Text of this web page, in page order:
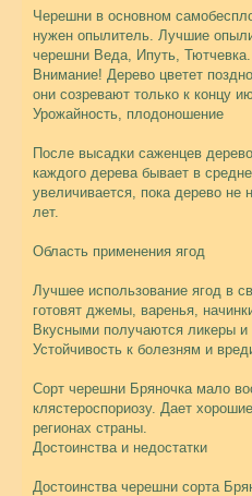
Черешни в основном
нужен опылитель. Лучшие
черешни Веда, Ипуть, Тютчевка.
Внимание! Дерево цветет
они созревают только к концу
Урожайность, плодоношение
После высадки саженцев
каждого дерева бывает в
увеличивается, пока дерево не
лет.
Область применения ягод
Лучшее использование ягод в
готовят джемы, варенья,
Вкусными получаются ликеры и
Устойчивость к болезням и
Сорт черешни Бряночка мало
клястероспориозу. Дает
регионах страны.
Достоинства и недостатки
Достоинства черешни сорта